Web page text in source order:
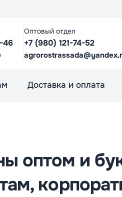
46
Оптовый отдел
+7 (980) 121-74-52
Доставка и оплата
оптом и